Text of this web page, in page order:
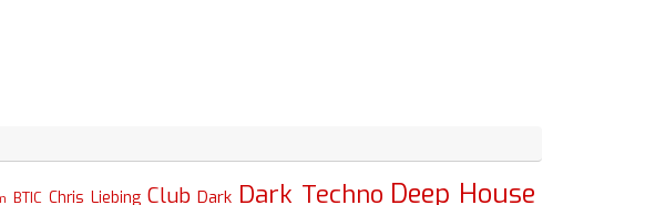
BTIC Chris Liebing Club Dark Dark Techno Deep House